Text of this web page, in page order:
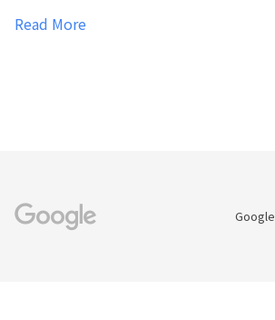
Read More
Google